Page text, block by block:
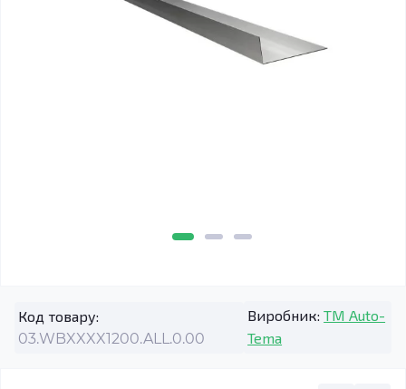
Код товару:
03.WBXXXX1200.ALL.0.00
Виробник: TM Auto-
Tema